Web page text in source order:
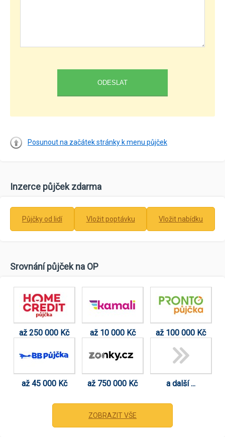
Posunout na začátek stránky k menu půjček
Inzerce půjček zdarma
Půjčky od lidí Vložit poptávku Vložit nabídku
Srovnání půjček na OP
až 250 000 Kč až 10 000 Kč až 100 000 Kč
až 45 000 Kč až 750 000 Kč a další ...
ZOBRAZIT VŠE